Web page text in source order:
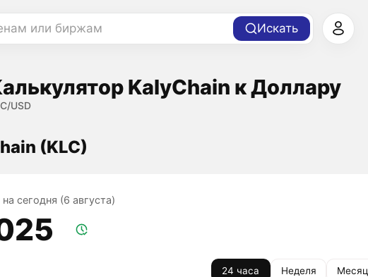
или биржам Искать
KalyChain к Доллару
USD
(KLC)
сегодня (6 августа)
24 часа Неделя Месяц